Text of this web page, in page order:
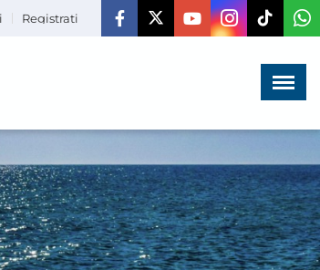
Registrati
Menù ×
LA VITA
DELL'ASSOCIAZIONE
COMUNICAZIONE,